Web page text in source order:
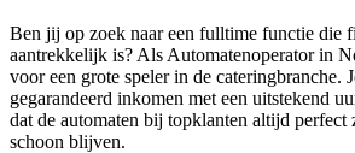
Ben jij op zoek naar een fulltime functie die
aantrekkelijk is? Als Automatenoperator in
voor een grote speler in de cateringbranche.
gegarandeerd inkomen met een uitstekend
dat de automaten bij topklanten altijd
schoon blijven.